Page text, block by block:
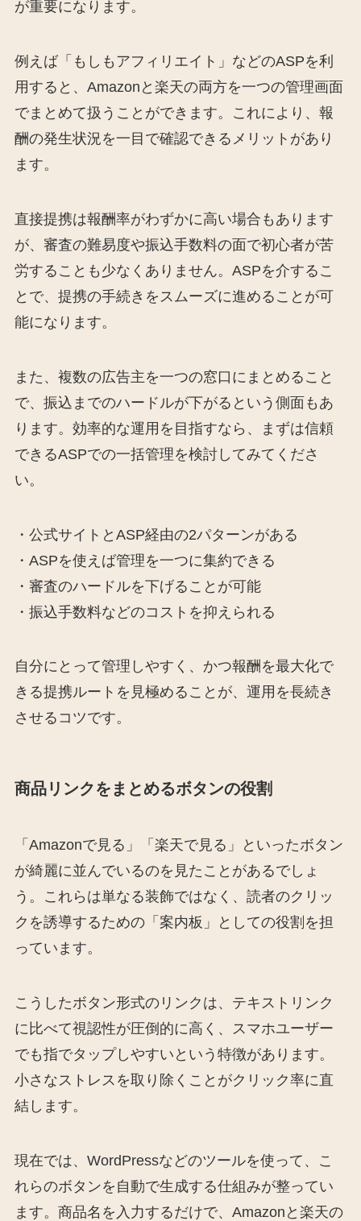
が重要になります。
例えば「もしもアフィリエイト」などのASPを利
用すると、Amazonと楽天の両方を一つの管理画面
でまとめて扱うことができます。これにより、報
酬の発生状況を一目で確認できるメリットがあり
ます。
直接提携は報酬率がわずかに高い場合もあります
が、審査の難易度や振込手数料の面で初心者が苦
労することも少なくありません。ASPを介するこ
とで、提携の手続きをスムーズに進めることが可
能になります。
また、複数の広告主を一つの窓口にまとめること
で、振込までのハードルが下がるという側面もあ
ります。効率的な運用を目指すなら、まずは信頼
できるASPでの一括管理を検討してみてくださ
い。
・公式サイトとASP経由の2パターンがある
・ASPを使えば管理を一つに集約できる
・審査のハードルを下げることが可能
・振込手数料などのコストを抑えられる
自分にとって管理しやすく、かつ報酬を最大化で
きる提携ルートを見極めることが、運用を長続き
させるコツです。
商品リンクをまとめるボタンの役割
「Amazonで見る」「楽天で見る」といったボタン
が綺麗に並んでいるのを見たことがあるでしょ
う。これらは単なる装飾ではなく、読者のクリッ
クを誘導するための「案内板」としての役割を担
っています。
こうしたボタン形式のリンクは、テキストリンク
に比べて視認性が圧倒的に高く、スマホユーザー
でも指でタップしやすいという特徴があります。
小さなストレスを取り除くことがクリック率に直
結します。
現在では、WordPressなどのツールを使って、こ
れらのボタンを自動で生成する仕組みが整ってい
ます。商品名を入力するだけで、Amazonと楽天の